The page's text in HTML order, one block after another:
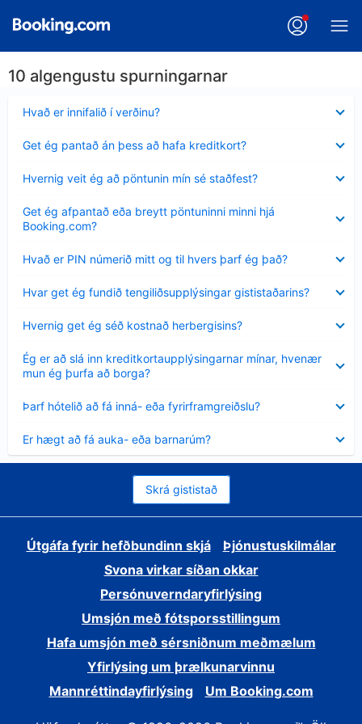
10 algengustu spurningarnar
Hvað er innifalið í verðinu?
sýnt
Get ég pantað án þess að hafa kreditkort?
sýnt
Hvernig veit ég að pöntunin mín sé staðfest?
sýnt
Get ég afpantað eða breytt pöntuninni minni hjá
Booking.com?
sýnt
Hvað er PIN númerið mitt og til hvers þarf ég það?
sýnt
Hvar get ég fundið tengiliðsupplýsingar gististaðarins?
sýnt
Hvernig get ég séð kostnað herbergisins?
sýnt
Ég er að slá inn kreditkortaupplýsingarnar mínar, hvenær
mun ég þurfa að borga?
Minna
sýnt
Þarf hótelið að fá inná- eða fyrirframgreiðslu?
sýnt
Er hægt að fá auka- eða barnarúm?
sýnt
Skrá gististað
Útgáfa fyrir hefðbundinn skjá
Þjónustuskilmálar
Svona virkar síðan okkar
Persónuverndaryfirlýsing
Umsjón með fótsporsstillingum
Hafa umsjón með sérsniðnum meðmælum
Yfirlýsing um þrælkunarvinnu
Mannréttindayfirlýsing
Um Booking.com